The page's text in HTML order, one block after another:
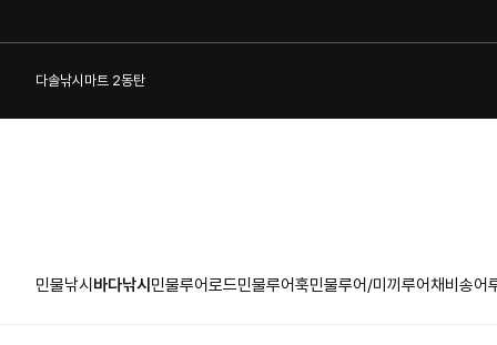
다솔낚시마트 2동탄
민물낚시 바다낚시 민물루어로드민물루어훅민물루어/미끼 루어채비 송어